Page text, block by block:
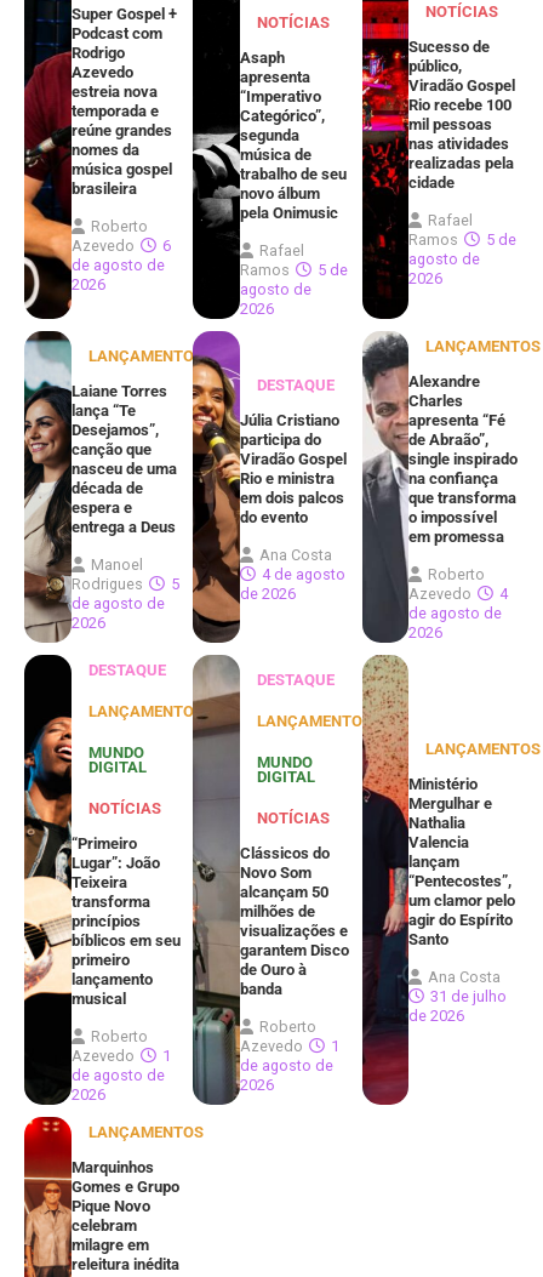
Super Gospel +
Podcast com
Rodrigo
Azevedo
estreia nova
temporada e
reúne grandes
nomes da
música gospel
brasileira
Roberto
Azevedo
6
de agosto de
2026
NOTÍCIAS
Asaph
apresenta
“Imperativo
Categórico”,
segunda
música de
trabalho de seu
novo álbum
pela Onimusic
Rafael
Ramos
5 de
agosto de
2026
NOTÍCIAS
Sucesso de
público,
Viradão Gospel
Rio recebe 100
mil pessoas
nas atividades
realizadas pela
cidade
Rafael
Ramos
5 de
agosto de
2026
LANÇAMENTOS
Laiane Torres
lança “Te
Desejamos”,
canção que
nasceu de uma
década de
espera e
entrega a Deus
Manoel
Rodrigues
5
de agosto de
2026
DESTAQUE
Júlia Cristiano
participa do
Viradão Gospel
Rio e ministra
em dois palcos
do evento
Ana Costa
4 de agosto
de 2026
LANÇAMENTOS
Alexandre
Charles
apresenta “Fé
de Abraão”,
single inspirado
na confiança
que transforma
o impossível
em promessa
Roberto
Azevedo
4
de agosto de
2026
DESTAQUE
LANÇAMENTOS
MUNDO
DIGITAL
NOTÍCIAS
“Primeiro
Lugar”: João
Teixeira
transforma
princípios
bíblicos em seu
primeiro
lançamento
musical
Roberto
Azevedo
1
de agosto de
2026
DESTAQUE
LANÇAMENTOS
MUNDO
DIGITAL
NOTÍCIAS
Clássicos do
Novo Som
alcançam 50
milhões de
visualizações e
garantem Disco
de Ouro à
banda
Roberto
Azevedo
1
de agosto de
2026
LANÇAMENTOS
Ministério
Mergulhar e
Nathalia
Valencia
lançam
“Pentecostes”,
um clamor pelo
agir do Espírito
Santo
Ana Costa
31 de julho
de 2026
LANÇAMENTOS
Marquinhos
Gomes e Grupo
Pique Novo
celebram
milagre em
releitura inédita